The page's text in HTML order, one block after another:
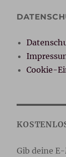
Cookie-